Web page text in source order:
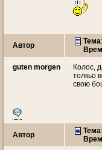
Автор Тема
guten morgen
Колос,
толкьо
свою
Автор Тема